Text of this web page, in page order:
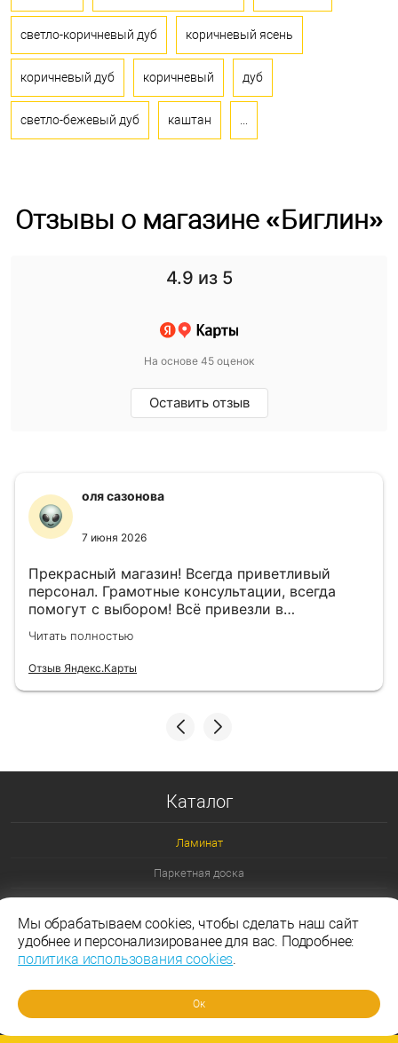
светло-коричневый дуб коричневый ясень
коричневый дуб коричневый дуб
светло-бежевый дуб каштан
Отзывы о магазине «Биглин»
4.9 из 5
На основе 45 оценок
Оставить отзыв
оля сазонова
7 июня 2026
Прекрасный магазин! Всегда приветливый
персонал. Грамотные консультации, всегда
помогут с выбором! Всё привезли в
назначенный день!
Читать полностью
Отзыв Яндекс.Карты
Каталог
Ламинат
Паркетная доска
Ламинат 33 класс
Ламинат Эггер
Ламинат Таркетт
Мы обрабатываем cookies, чтобы сделать наш сайт
удобнее и персонализированее для вас. Подробнее:
политика использования cookies.
Ок